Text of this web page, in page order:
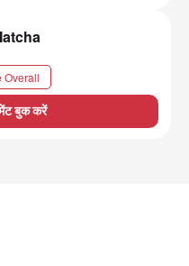
Overall
बुक करें